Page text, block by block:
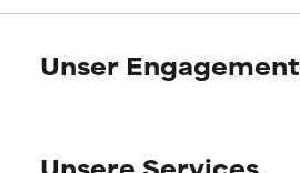
Unser Engagement
Paulas Geschichte